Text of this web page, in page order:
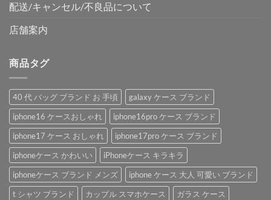
配送/キャンセル/不良品について
店舗案内
商品タグ
40 代 バッグ ブランド お 手頃
galaxy ケース ブランド
iphone16 ケースおしゃれ
iphone16pro ケース ブランド
iphone17 ケース おしゃれ
iphone17pro ケース ブランド
iphoneケース かわいい
iPhoneケース キラキラ
iphoneケース ブランド メンズ
iphone ケース 大人 可愛い ブランド
t シャツ ブランド
カップル スマホケース ガラス ケース